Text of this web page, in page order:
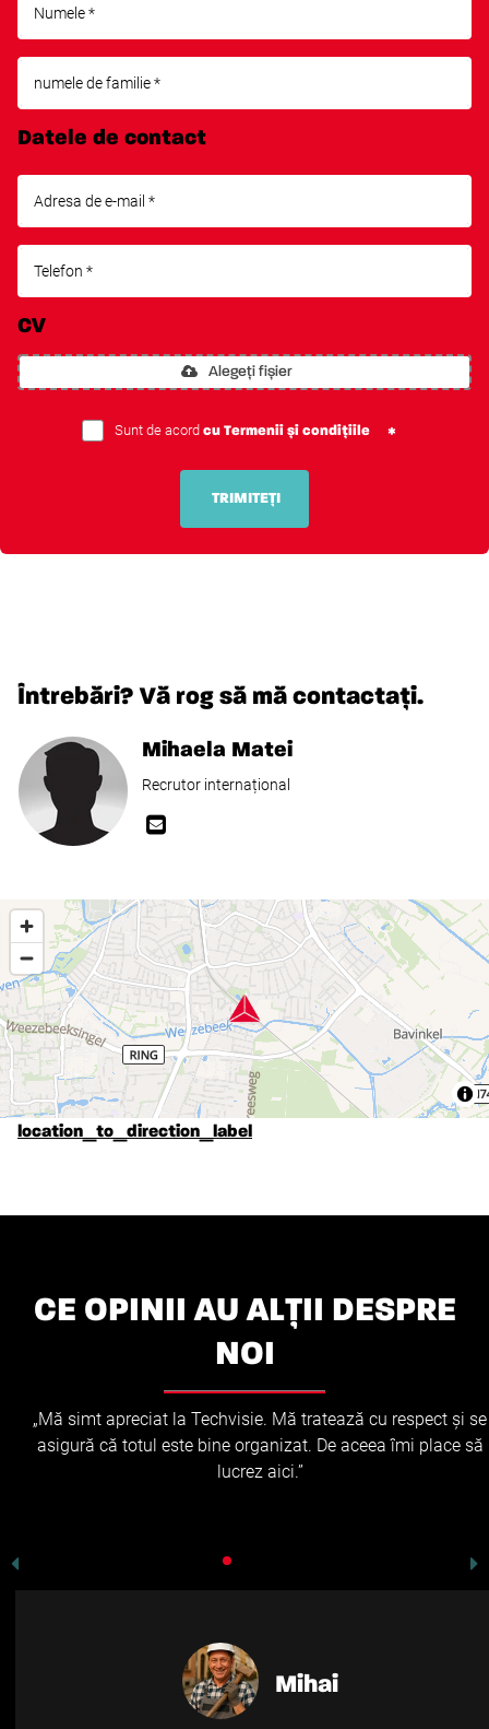
Datele de contact
CV
Alegeți fișier
Sunt de acord cu Termenii și condițiile
TRIMITEȚI
Întrebări? Vă rog să mă contactați.
Mihaela Matei
Recrutor internațional
location_to_direction_label
CE OPINII AU ALȚII DESPRE
NOI
„Mă simt apreciat la Techvisie. Mă tratează cu respect și se
asigură că totul este bine organizat. De aceea îmi place să
lucrez aici.”
Mihai